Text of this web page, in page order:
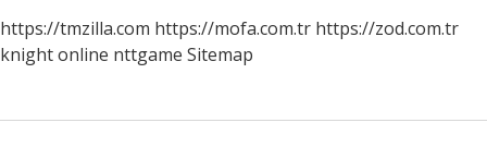
https://tmzilla.com https://mofa.com.tr https://zod.com.tr
knight online nttgame Sitemap